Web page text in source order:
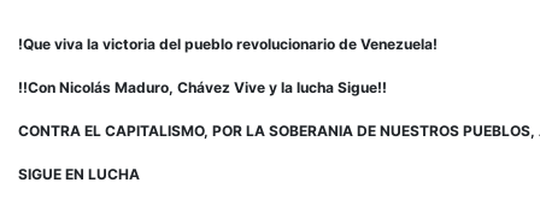
!Que viva la victoria del pueblo revolucionario de Venezuela!
!!Con Nicolás Maduro, Chávez Vive y la lucha Sigue!!
CONTRA EL CAPITALISMO, POR LA SOBERANIA DE NUESTROS
SIGUE EN LUCHA